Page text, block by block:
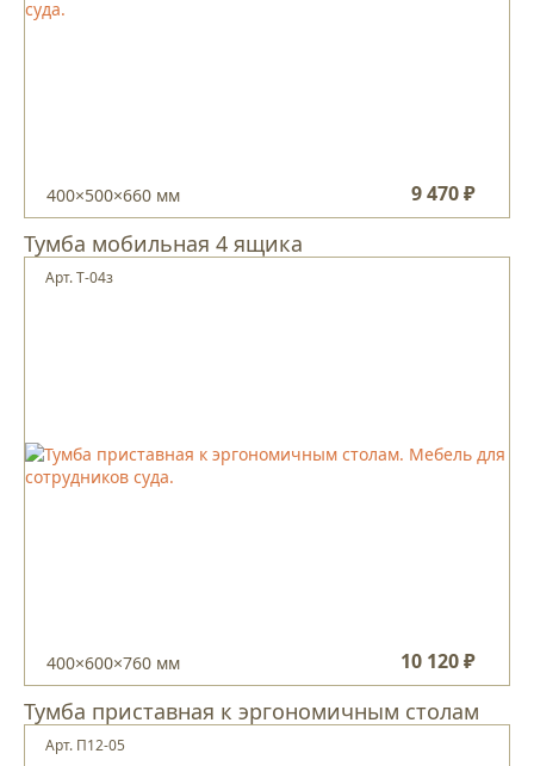
400×500×660 мм 9 470 ₽
Тумба мобильная 4 ящика
400×600×760 мм 10 120 ₽
Арт. Т-04з
Тумба приставная к эргономичным столам
Арт. П12-05